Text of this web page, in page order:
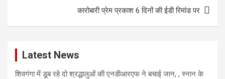
कारोबारी प्रेम प्रकाश 6 दिनों की ईडी रिमांड पर
Latest News
शिवगंगा में डूब रहे दो श्रद्धालुओं की एनडीआरएफ ने बचाई जान, , स्नान के